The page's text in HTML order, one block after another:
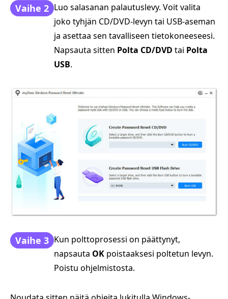
Vaihe 2 Luo salasanan palautuslevy. Voit valita
joko tyhjän CD/DVD-levyn tai USB-aseman
ja asettaa sen tavalliseen tietokoneeseesi.
Napsauta sitten Polta CD/DVD tai Polta
USB.
Vaihe 3 Kun polttoprosessi on päättynyt,
napsauta OK poistaaksesi poltetun levyn.
Poistu ohjelmistosta.